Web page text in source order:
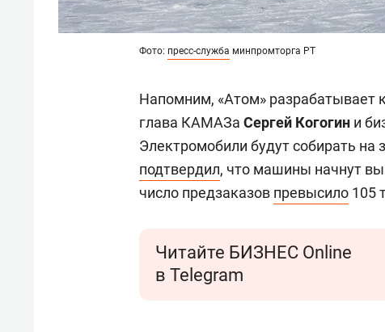
Фото: пресс-служба минпромторга РТ
Напомним, «Атом» разрабатывает
глава КАМАЗа Сергей Когогин и
Электромобили будут собирать на
подтвердил, что машины начнут
число предзаказов превысило 105
Читайте БИЗНЕС Online
в Telegram